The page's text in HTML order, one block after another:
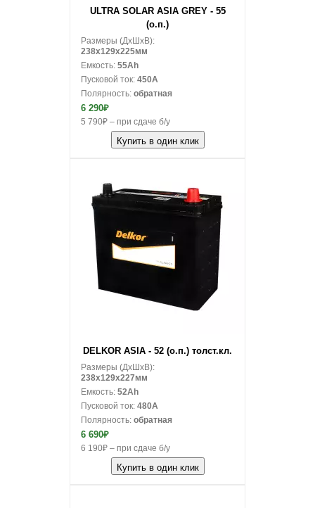
ULTRA SOLAR ASIA GREY - 55
(о.п.)
Размеры (ДxШxВ):
238x129x225мм
Емкость: 55Ah
Пусковой ток: 450A
Полярность: обратная
6 290₽
5 790₽ – при сдаче б/у
Купить в один клик
DELKOR ASIA - 52 (о.п.) толст.кл.
Размеры (ДxШxВ):
238x129x227мм
Емкость: 52Ah
Пусковой ток: 480A
Полярность: обратная
6 690₽
6 190₽ – при сдаче б/у
Купить в один клик